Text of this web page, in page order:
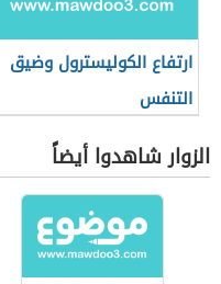
ارتفاع الكوليسترول وضيق
التنفس
الزوار شاهدوا أيضاً